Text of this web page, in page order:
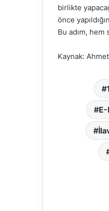
birlikte
önce
Bu adım, hem
Kaynak:
E-